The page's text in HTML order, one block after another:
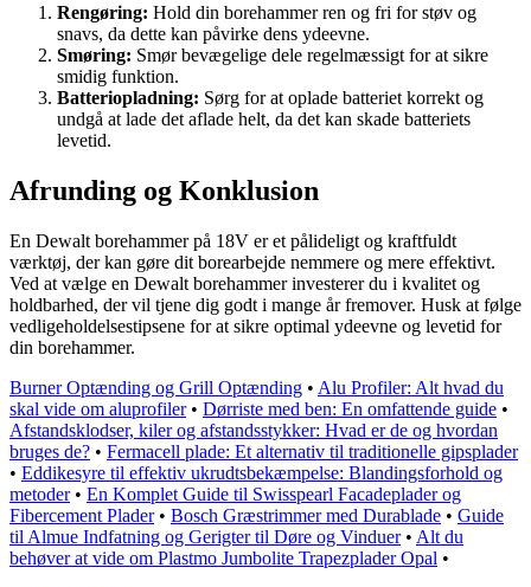
Rengøring: Hold din borehammer ren og fri for støv og
snavs, da dette kan påvirke dens ydeevne.
Smøring: Smør bevægelige dele regelmæssigt for at sikre
smidig funktion.
Batteriopladning: Sørg for at oplade batteriet korrekt og
undgå at lade det aflade helt, da det kan skade batteriets
levetid.
Afrunding og Konklusion
En Dewalt borehammer på 18V er et pålideligt og kraftfuldt
værktøj, der kan gøre dit borearbejde nemmere og mere effektivt.
Ved at vælge en Dewalt borehammer investerer du i kvalitet og
holdbarhed, der vil tjene dig godt i mange år fremover. Husk at følge
vedligeholdelsestipsene for at sikre optimal ydeevne og levetid for
din borehammer.
Burner Optænding og Grill Optænding • Alu Profiler: Alt hvad du
skal vide om aluprofiler• Dørriste med ben: En omfattende guide •
Afstandsklodser, kiler og afstandsstykker: Hvad er de og hvordan
bruges de? • Fermacell plade: Et alternativ til traditionelle gipsplader
• Eddikesyre til effektiv ukrudtsbekæmpelse: Blandingsforhold og
metoder• En Komplet Guide til Swisspearl Facadeplader og
Fibercement Plader• Bosch Græstrimmer med Durablade • Guide
til Almue Indfatning og Gerigter til Døre og Vinduer• Alt du
behøver at vide om Plastmo Jumbolite Trapezplader Opal •